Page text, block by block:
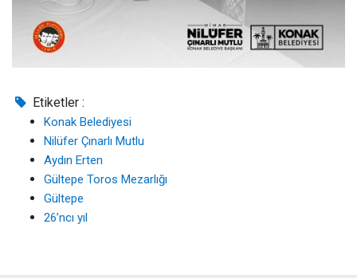
Etiketler :
Konak Belediyesi
Nilüfer Çınarlı Mutlu
Aydın Erten
Gültepe Toros Mezarlığı
Gültepe
26’ncı yıl